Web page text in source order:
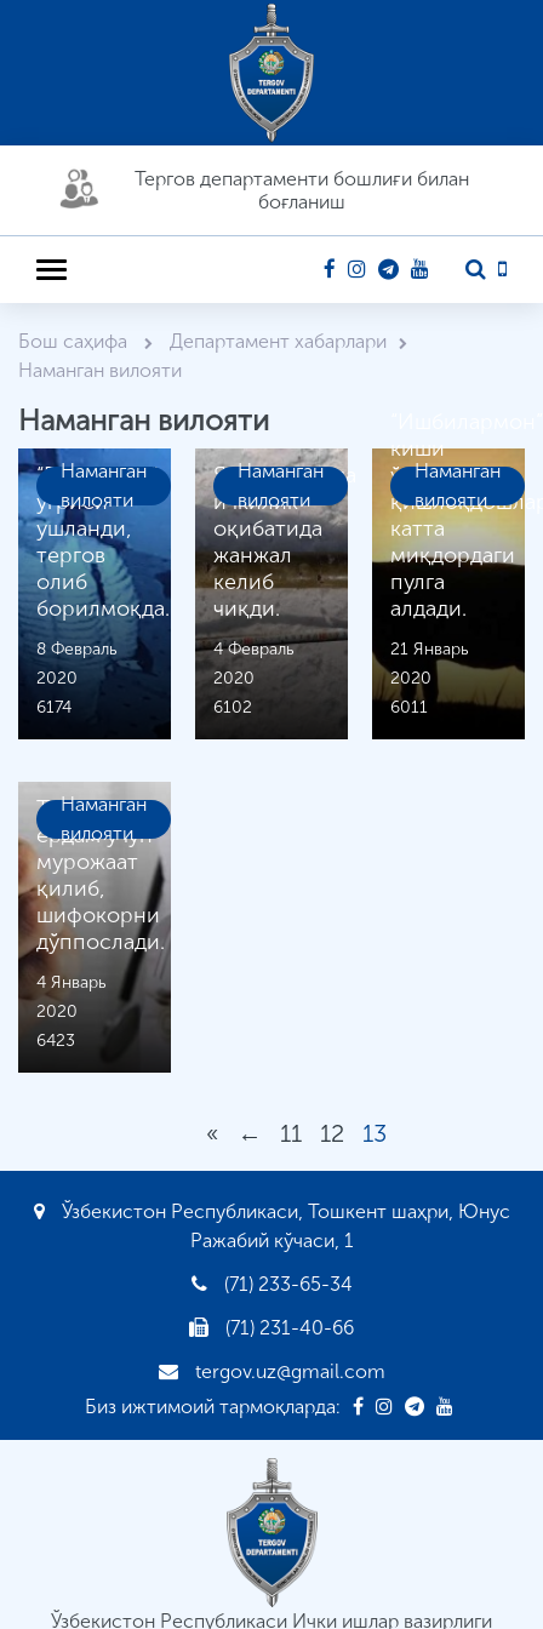
Тергов департaменти бошлиғи билан
боғланиш
Бош саҳифа
Департамент хабарлари
Наманган вилояти
Наманган вилояти
Наманган
вилояти
“Playstation”
ўғриси
ушланди,
тергов
олиб
борилмоқда.
8 Февраль
2020
6174
Наманган
вилояти
Янгиқўрғонда
ичкилик
оқибатида
жанжал
келиб
чиқди.
4 Февраль
2020
6102
Наманган
вилояти
киши
ўзининг
катта
миқдордаги
пулга
алдади.
21 Январь
2020
6011
Наманган
вилояти
Тиббий
ёрдам учун
мурожаат
қилиб,
шифокорни
дўппослади.
4 Январь
2020
6423
« ← 11 12 13
Ўзбекистон Республикаси, Тошкент шаҳри, Юнус
Ражабий кўчаси, 1
(71) 233-65-34
(71) 231-40-66
tergov.uz@gmail.com
Биз ижтимоий тармоқларда:
Ўзбекистон Республикаси Ички ишлар вазирлиги